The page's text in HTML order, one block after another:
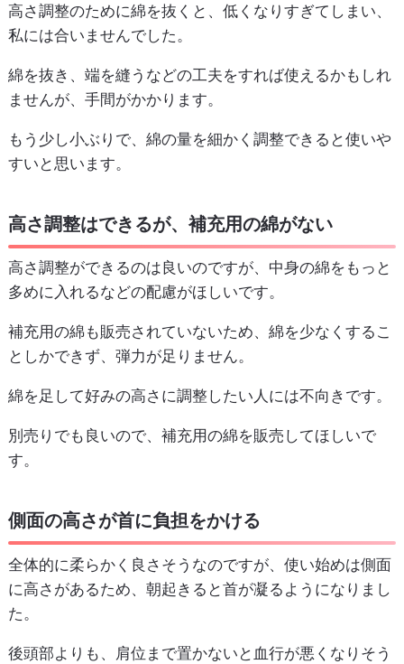
高さ調整のために綿を抜くと、低くなりすぎてしまい、
私には合いませんでした。
綿を抜き、端を縫うなどの工夫をすれば使えるかもしれ
ませんが、手間がかかります。
もう少し小ぶりで、綿の量を細かく調整できると使いや
すいと思います。
高さ調整はできるが、補充用の綿がない
高さ調整ができるのは良いのですが、中身の綿をもっと
多めに入れるなどの配慮がほしいです。
補充用の綿も販売されていないため、綿を少なくするこ
としかできず、弾力が足りません。
綿を足して好みの高さに調整したい人には不向きです。
別売りでも良いので、補充用の綿を販売してほしいで
す。
側面の高さが首に負担をかける
全体的に柔らかく良さそうなのですが、使い始めは側面
に高さがあるため、朝起きると首が凝るようになりまし
た。
後頭部よりも、肩位まで置かないと血行が悪くなりそう